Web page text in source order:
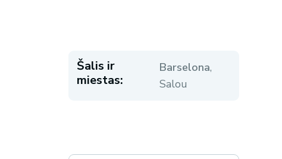
Šalis ir
miestas:
Barselona,
Salou